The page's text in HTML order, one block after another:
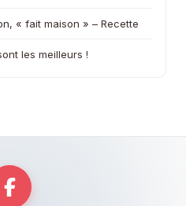
« fait maison » – Recette
les meilleurs !